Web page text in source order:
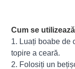
Cum se
1. Luați boabe de
topire a ceară.
2. Folosiți un